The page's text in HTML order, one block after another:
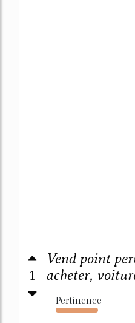
1
Vend point
acheter,
Pertinence
107%